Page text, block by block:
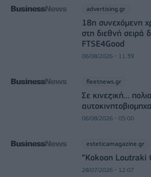
advertising.gr
18η συνεχόμενη
στη διεθνή σειρά
FTSE4Good
06/08/2026 - 11:39
fleetnews.gr
Σε κινεζική…
06/08/2026 - 05:00
esteticamagazine.gr
“Kokoon Loutraki
28/07/2026 - 12:07